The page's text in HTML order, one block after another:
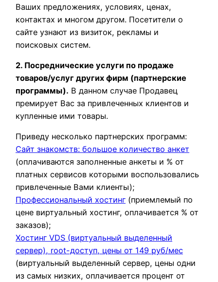
Ваших предложениях, условиях, ценах,
контактах и многом другом. Посетители о
сайте узнают из визиток, рекламы и
поисковых систем.
2. Посреднические услуги по продаже
товаров/услуг других фирм (партнерские
программы). В данном случае Продавец
премирует Вас за привлеченных клиентов и
купленные ими товары.
Приведу несколько партнерских программ:
Сайт знакомств: большое количество анкет
(оплачиваются заполненные анкеты и % от
платных сервисов которыми воспользовались
привлеченные Вами клиенты);
Профессиональный хостинг (приемлемый по
цене виртуальный хостинг, оплачивается % от
заказов);
Хостинг VDS (виртуальный выделенный
сервер), root-доступ, цены от 149 руб/мес
(виртуальный выделенный сервер, цены одни
из самых низких, оплачивается процент от